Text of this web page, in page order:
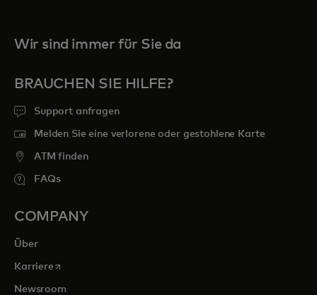
Wir sind immer für Sie da
BRAUCHEN SIE HILFE?
Support anfragen
Melden Sie eine verlorene oder gestohlene Karte
ATM finden
FAQs
COMPANY
Über
Karrierewird in einer neuen Registerkarte geöffnet
Newsroom